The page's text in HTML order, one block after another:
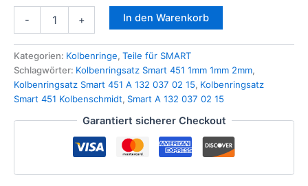
-
Kolbenschmidt
für
SMART
451
Benziner
-
A132
+ In den Warenkorb
Kategorien: Kolbenringe, Teile für SMART
Schlagwörter: Kolbenringsatz Smart 451 1mm 1mm 2mm,
Kolbenringsatz Smart 451 A 132 037 02 15, Kolbenringsatz
Smart 451 Kolbenschmidt, Smart A 132 037 02 15
Garantiert sicherer Checkout